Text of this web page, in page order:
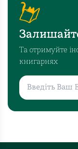
Та отримуйте
книгарнях